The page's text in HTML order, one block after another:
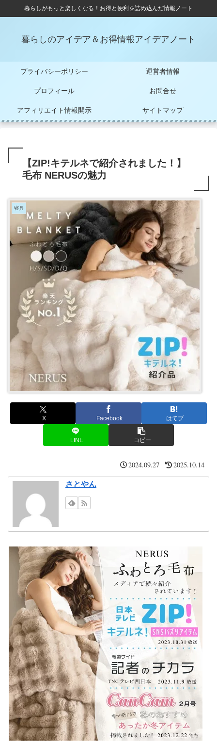
暮らしがもっと楽しくなる！お得と便利を詰め込んだ情報ノート
暮らしのアイデア＆お得情報アイデアノート
プライバシーポリシー 運営者情報
プロフィール お問合せ
アフィリエイト情報開示 サイトマップ
【ZIP!キテルネで紹介されました！】
毛布 NERUSの魅力
寝具
X Facebook はてブ
LINE コピー
2024.09.27 2025.10.14
さとやん